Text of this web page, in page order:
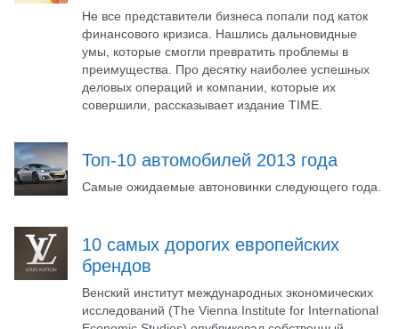
Не все представители бизнеса попали под каток
финансового кризиса. Нашлись дальновидные
умы, которые смогли превратить проблемы в
преимущества. Про десятку наиболее успешных
деловых операций и компании, которые их
совершили, рассказывает издание TIME.
Топ-10 автомобилей 2013 года
Самые ожидаемые автоновинки следующего года.
10 самых дорогих европейских
брендов
Венский институт международных экономических
исследований (The Vienna Institute for International